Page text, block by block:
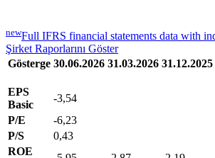
newFull IFRS financial statements data with
Şirket Raporlarını Göster
Gösterge 30.06.2026 31.03.2026 31.12.2025
EPS
Basic
-3,54
P/E
-6,23
P/S
0,43
ROE